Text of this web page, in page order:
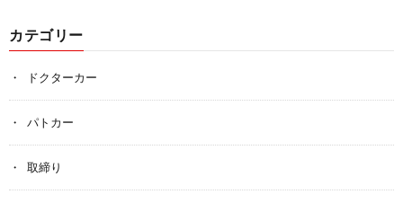
カテゴリー
ドクターカー
パトカー
取締り